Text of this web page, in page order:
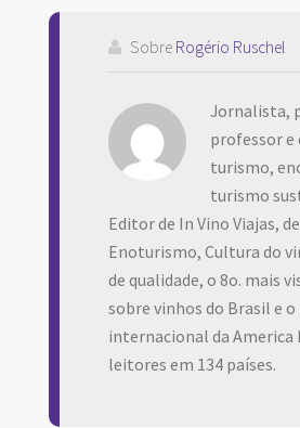
Sobre Rogério Ruschel
Jornalista,
professor e
turismo,
turismo
Editor de In Vino Viajas,
Enoturismo, Cultura do
de qualidade, o 8o. mais
sobre vinhos do Brasil e o
internacional da America
leitores em 134 países.